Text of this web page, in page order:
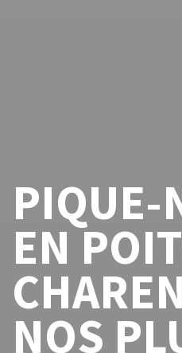
PIQUE-
EN
NOS